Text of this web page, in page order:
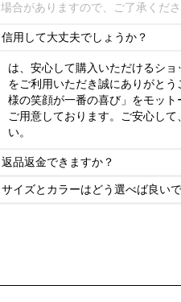
場合がありますので、ご了承くださ
信用して大丈夫でしょうか？
は、安心して購入いただけるシ
をご利用いただき誠にありがと
様の笑顔が一番の喜び」をモッ
ご用意しております。ご安心し
い。
返品返金できますか？
サイズとカラーはどう選べば良い